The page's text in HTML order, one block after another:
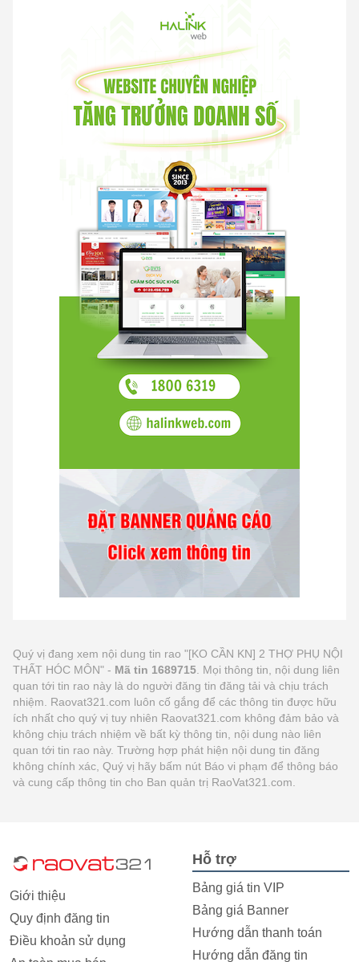
Quý vị đang xem nội dung tin rao "[KO CẦN KN] 2 THỢ PHỤ NỘI
THẤT HÓC MÔN" - Mã tin 1689715 . Mọi thông tin, nội dung liên
quan tới tin rao này là do người đăng tin đăng tải và chịu trách
nhiệm. Raovat321.com luôn cố gắng để các thông tin được hữu
ích nhất cho quý vị tuy nhiên Raovat321.com không đảm bảo và
không chịu trách nhiệm về bất kỳ thông tin, nội dung nào liên
quan tới tin rao này. Trường hợp phát hiện nội dung tin đăng
không chính xác, Quý vị hãy bấm nút Báo vi phạm để thông báo
và cung cấp thông tin cho Ban quản trị RaoVat321.com.
Giới thiệu
Quy định đăng tin
Điều khoản sử dụng
Hỗ trợ
Bảng giá tin VIP
Bảng giá Banner
Hướng dẫn thanh toán
Hướng dẫn đăng tin